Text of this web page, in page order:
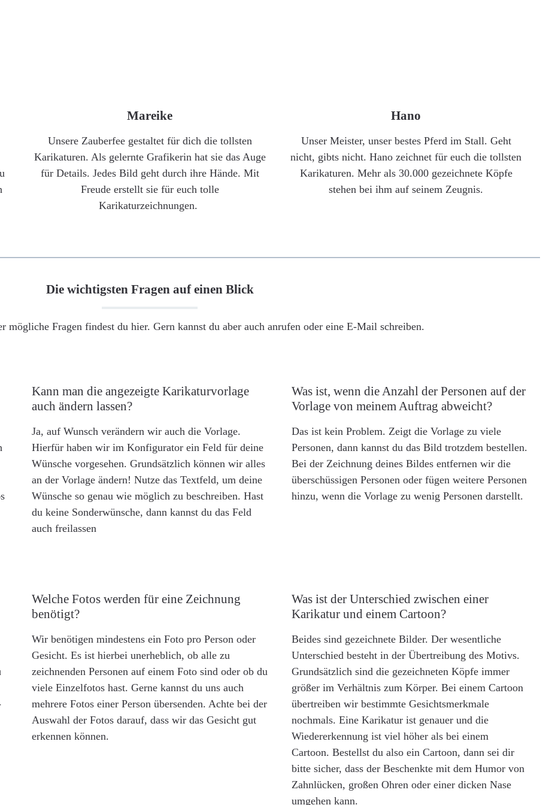
Mareike
Unsere Zauberfee gestaltet für dich die tollsten
Karikaturen. Als gelernte Grafikerin hat sie das Auge
für Details. Jedes Bild geht durch ihre Hände. Mit
Freude erstellt sie für euch tolle
Karikaturzeichnungen.
Hano
Unser Meister, unser bestes Pferd im Stall. Geht
nicht, gibts nicht. Hano zeichnet für euch die tollsten
Karikaturen. Mehr als 30.000 gezeichnete Köpfe
stehen bei ihm auf seinem Zeugnis.
Die wichtigsten Fragen auf einen Blick
mögliche Fragen findest du hier. Gern kannst du aber auch anrufen oder eine E-Mail schreiben.
Kann man die angezeigte Karikaturvorlage
auch ändern lassen?
Ja, auf Wunsch verändern wir auch die Vorlage.
Hierfür haben wir im Konfigurator ein Feld für deine
Wünsche vorgesehen. Grundsätzlich können wir alles
an der Vorlage ändern! Nutze das Textfeld, um deine
Wünsche so genau wie möglich zu beschreiben. Hast
du keine Sonderwünsche, dann kannst du das Feld
auch freilassen
Was ist, wenn die Anzahl der Personen auf der
Vorlage von meinem Auftrag abweicht?
Das ist kein Problem. Zeigt die Vorlage zu viele
Personen, dann kannst du das Bild trotzdem bestellen.
Bei der Zeichnung deines Bildes entfernen wir die
überschüssigen Personen oder fügen weitere Personen
hinzu, wenn die Vorlage zu wenig Personen darstellt.
Welche Fotos werden für eine Zeichnung
benötigt?
Wir benötigen mindestens ein Foto pro Person oder
Gesicht. Es ist hierbei unerheblich, ob alle zu
zeichnenden Personen auf einem Foto sind oder ob du
viele Einzelfotos hast. Gerne kannst du uns auch
mehrere Fotos einer Person übersenden. Achte bei der
Auswahl der Fotos darauf, dass wir das Gesicht gut
erkennen können.
Was ist der Unterschied zwischen einer
Karikatur und einem Cartoon?
Beides sind gezeichnete Bilder. Der wesentliche
Unterschied besteht in der Übertreibung des Motivs.
Grundsätzlich sind die gezeichneten Köpfe immer
größer im Verhältnis zum Körper. Bei einem Cartoon
übertreiben wir bestimmte Gesichtsmerkmale
nochmals. Eine Karikatur ist genauer und die
Wiedererkennung ist viel höher als bei einem
Cartoon. Bestellst du also ein Cartoon, dann sei dir
bitte sicher, dass der Beschenkte mit dem Humor von
Zahnlücken, großen Ohren oder einer dicken Nase
umgehen kann.